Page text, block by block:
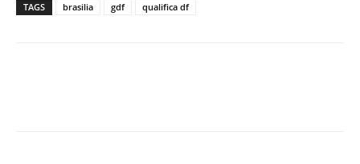
TAGS brasilia gdf qualifica df